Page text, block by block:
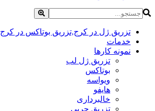
تزریق ژل در کرج,تزریق بوتاکس در کرج
خدمات
نمونه کارها
تزریق ژل لب
بوتاکس
ویواسه
هایفو
خالبرداری
تزریق چربی